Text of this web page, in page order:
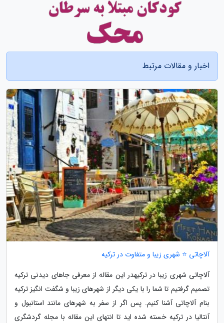
اخبار و مقالات مرتبط
آلاچاتی ⭐ شهری زیبا و متفاوت در ترکیه
آلاچاتی شهری زیبا در ترکیهدر این مقاله از معرفی جاهای دیدنی ترکیه
تصمیم گرفتیم تا شما را با یکی دیگر از شهرهای زیبا و شگفت انگیز ترکیه
بنام آلاچاتی آشنا کنیم. پس اگر از سفر به شهرهای مانند استانبول و
آنتالیا در ترکیه خسته شده اید تا انتهای این مقاله با مجله گردشگری